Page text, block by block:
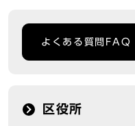
よくある質問FAQ
区役所